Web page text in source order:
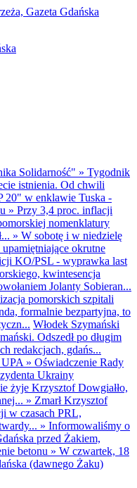
Solidarność" » Tygodnik
istnienia. Od chwili
20" w enklawie Tuska -
» Przy 3,4 proc. inflacji
nomenklatury
» W sobotę i w niedzielę
okrutne
KO/PSL - wyprawka last
kwintesencja
Jolanty Sobieran...
pomorskich szpitali
formalnie bezpartyjna, to
Włodek Szymański
Odszedł po długim
redakcjach, gdańs...
» Oświadczenie Rady
Ukrainy
żyje Krzysztof Dowgiałło,
» Zmarł Krzysztof
w czasach PRL,
» Informowaliśmy o
przed Żakiem,
betonu » W czwartek, 18
(dawnego Żaku)